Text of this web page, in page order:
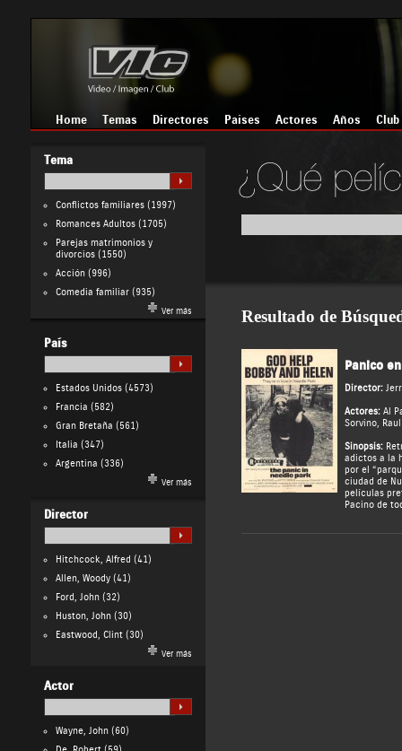
Home Temas Directores Países Actores Años Club
Tema
Conflictos familiares(1997)
Romances Adultos(1705)
Parejas matrimonios y
divorcios(1550)
Acción(996)
Comedia familiar(935)
Ver más
País
Estados Unidos(4573)
Francia (582)
Gran Bretaña (561)
Italia (347)
Argentina (336)
Ver más
Director
Hitchcock, Alfred (41)
Allen, Woody(41)
Ford, John(32)
Huston, John(30)
Eastwood, Clint(30)
Ver más
Actor
Wayne, John(60)
Resultado de
Panico
Director:
Actores: Al
Sorvino,
Sinopsis:
adictos a la
por el
ciudad de
películas
Pacino de